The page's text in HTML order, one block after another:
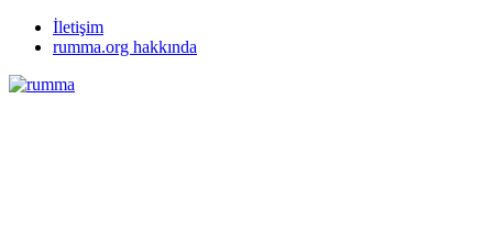
İletişim
rumma.org hakkında